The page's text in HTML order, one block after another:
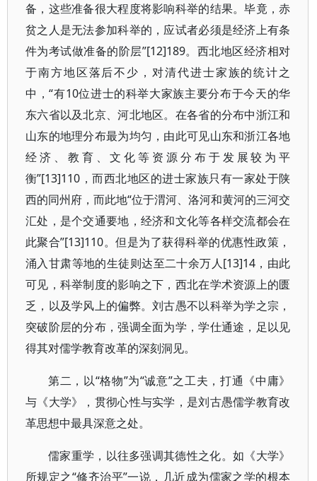
备，这些准备很大程度将影响科举的结果。毕竟，赤
贫之人是无法参加科举的，应试者必须是经济上有条
件为考试做准备的阶层”[12]189。西北地区经济相对
于南方地区落后不少，对清代进士家族的统计之
中，“有10位进士的科举大家族主要分布于今天的华
东六省以及北京、河北地区。在各省的分布中浙江和
山东的地理分布最为均匀，由此可见山东和浙江各地
经济、教育、文化等资源分布于发展较为平
衡”[13]110，而西北地区的进士家族只有一家处于陕
西的同州府，而此地“位于渭河、洛河和黄河的三河交
汇处，是个交通要地，经济和文化等各样交流都会在
此聚合”[13]110。但是为了获得科举的优惠性政策，
涌入甘肃等地的生徒则达至二十余万人[13]14，由此
可见，科举制度的影响之下，西北在学术资源上的匮
乏，以及学风上的偏弊。刘古愚不以科举为学之宗，
突破阶层的分布，强调全面为学，学仕通途，足以见
得其对儒学教育改革的深刻洞见。
第二，以“格物”为“诚意”之工夫，打通《中庸》
与《大学》，贯彻心性与实学，是刘古愚儒学教育改
革思想中最具深意之处。
儒家重学，以往多强调其德性之化。如《大学》
所规定之“修齐治平”一说，几近成为儒家之学的根本